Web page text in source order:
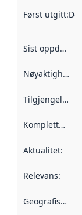
Først utgitt:
Sist oppdatert
Nøyaktighet
Tilgjengelighet
Kompletthet
Aktualitet:
Relevans:
Geografisk avgrensning